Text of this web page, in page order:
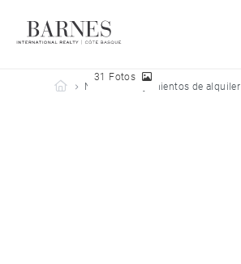
Barnes Côte Basque
Nuestros alojamientos de alquiler
31 Fotos